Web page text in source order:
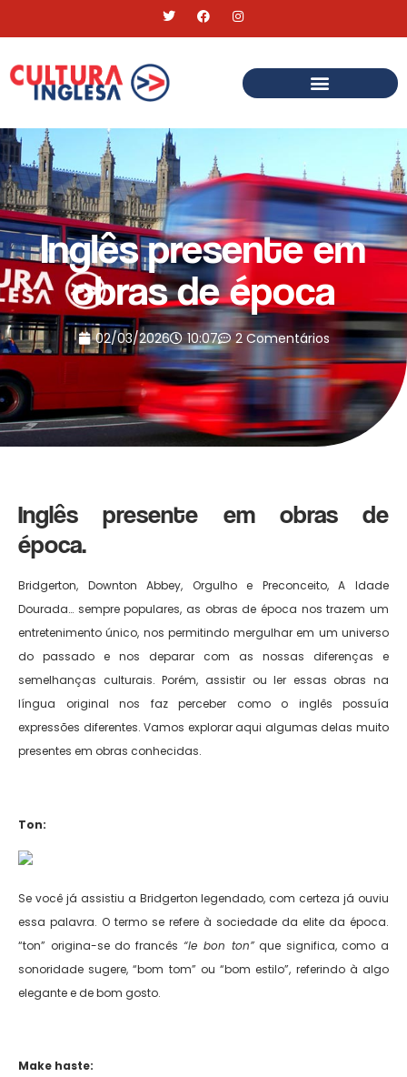
Inglês presente em
obras de época
02/03/2026 10:07 2 Comentários
Inglês presente em obras de
época.
Bridgerton, Downton Abbey, Orgulho e Preconceito, A Idade
Dourada… sempre populares, as obras de época nos trazem um
entretenimento único, nos permitindo mergulhar em um universo
do passado e nos deparar com as nossas diferenças e
semelhanças culturais. Porém, assistir ou ler essas obras na
língua original nos faz perceber como o inglês possuía
expressões diferentes. Vamos explorar aqui algumas delas muito
presentes em obras conhecidas.
Ton:
Se você já assistiu a Bridgerton legendado, com certeza já ouviu
essa palavra. O termo se refere à sociedade da elite da época.
“ton” origina-se do francês “le bon ton”que significa, como a
sonoridade sugere, “bom tom” ou “bom estilo”, referindo à algo
elegante e de bom gosto.
Make haste: